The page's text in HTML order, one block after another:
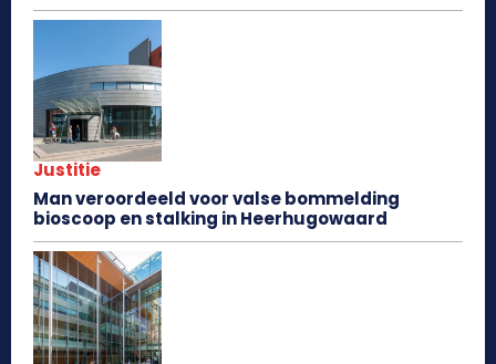
Justitie
Man veroordeeld voor valse bommelding
bioscoop en stalking in Heerhugowaard